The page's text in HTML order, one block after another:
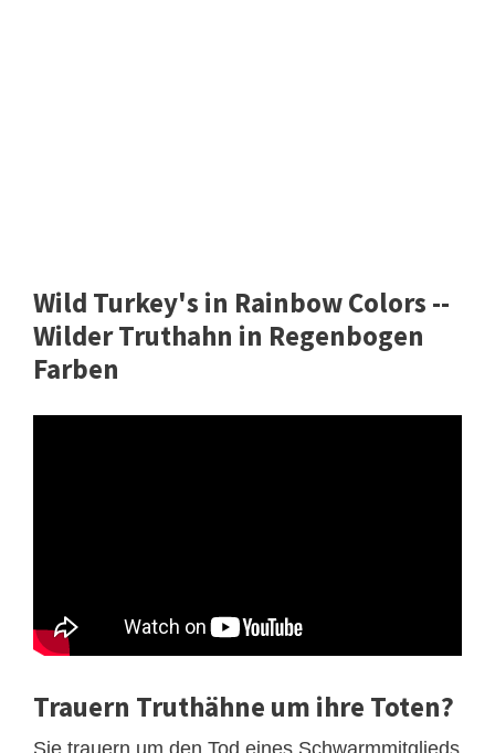
Wild Turkey's in Rainbow Colors --
Wilder Truthahn in Regenbogen
Farben
Trauern Truthähne um ihre Toten?
Sie trauern um den Tod eines Schwarmmitglieds